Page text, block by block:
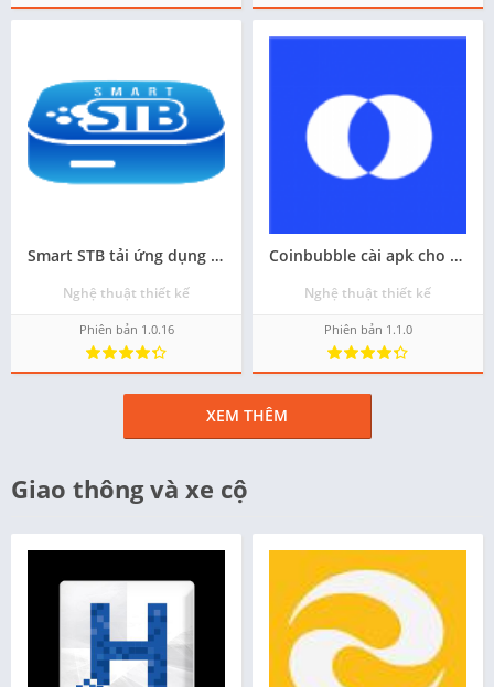
Smart STB tải ứng dụng trên android
Nghệ thuật thiết kế
Phiên bản 1.0.16
Coinbubble cài apk cho android - Miễn phí
Nghệ thuật thiết kế
Phiên bản 1.1.0
XEM THÊM
Giao thông và xe cộ